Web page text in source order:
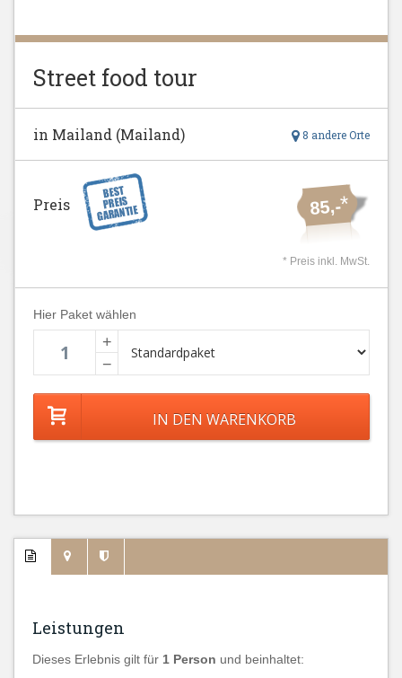
Street food tour
8 andere Orte
in Mailand (Mailand)
85,-*
Preis
* Preis inkl. MwSt.
Hier Paket wählen
+
−
Leistungen
Dieses Erlebnis gilt für 1 Person und beinhaltet: